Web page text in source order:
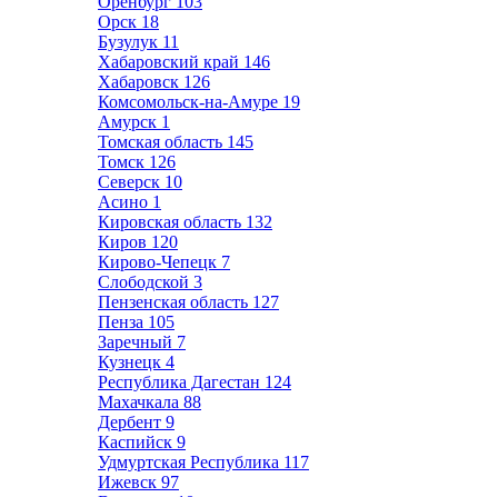
Орск 18
Бузулук 11
Хабаровский край 146
Хабаровск 126
Комсомольск-на-Амуре 19
Амурск 1
Томская область 145
Томск 126
Северск 10
Асино 1
Кировская область 132
Киров 120
Кирово-Чепецк 7
Слободской 3
Пензенская область 127
Пенза 105
Заречный 7
Кузнецк 4
Республика Дагестан 124
Махачкала 88
Дербент 9
Каспийск 9
Удмуртская Республика 117
Ижевск 97